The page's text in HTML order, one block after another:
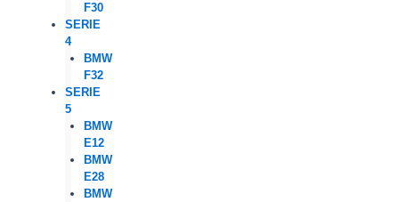
F30
SERIE
4
BMW
F32
SERIE
5
BMW
E12
BMW
E28
BMW